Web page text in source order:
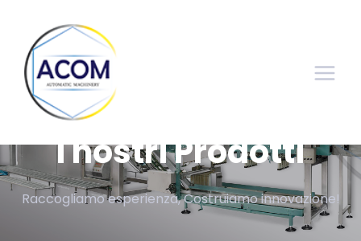
I nostri Prodotti
Raccogliamo esperienza, Costruiamo innovazione!